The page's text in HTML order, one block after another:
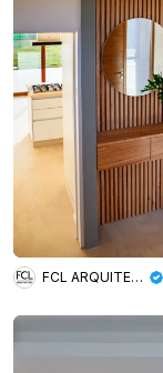
FCL ARQUITECTURA